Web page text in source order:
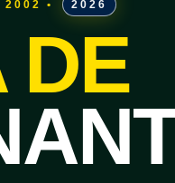
2002 • 2026
DE